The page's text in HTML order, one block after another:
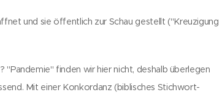
und sie öffentlich zur Schau gestellt ("Kreuzigung
finden wir hier nicht, deshalb überlegen
Mit einer Konkordanz (biblisches Stichwort-